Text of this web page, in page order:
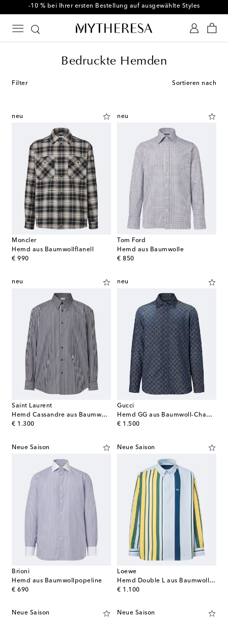
-10 % bei Ihrer ersten Bestellung auf ausgewählte Styles
Bedruckte Hemden
Filter Sortieren nach
neu
Moncler
Hemd aus Baumwollflanell
€ 990
original price
neu
Tom Ford
Hemd aus Baumwolle
€ 850
original price
neu
Saint Laurent
Hemd Cassandre aus Baumwollpopeline
€ 1.300
original price
neu
Gucci
Hemd GG aus Baumwoll-Chambray
€ 1.500
original price
Neue Saison
Brioni
Hemd aus Baumwollpopeline
€ 690
original price
Neue Saison
Loewe
Hemd Double L aus Baumwoll-Twill
€ 1.100
original price
Neue Saison Neue Saison